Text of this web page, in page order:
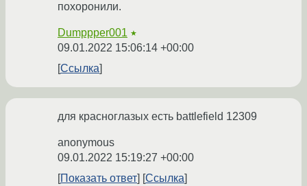
похоронили.
Dumppper001 ★
09.01.2022 15:06:14 +00:00
Ссылка
для красноглазых есть battlefield 12309
anonymous
09.01.2022 15:19:27 +00:00
Показать ответ
Ссылка